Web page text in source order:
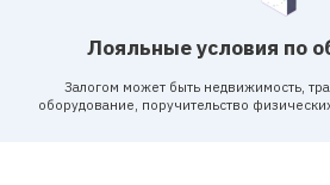
Лояльные условия по
Залогом может быть недвижимость,
оборудование, поручительство